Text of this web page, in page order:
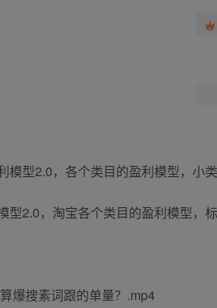
型2.0，淘宝各个类目的盈利模型
爆搜素词跟的单量？.mp4